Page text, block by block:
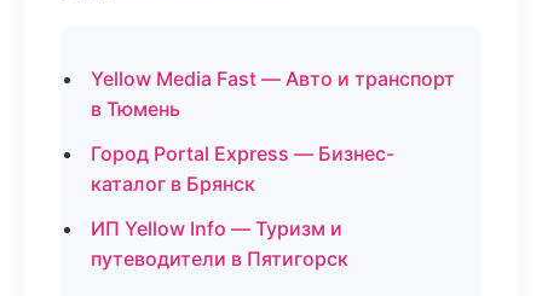
Yellow Media Fast — Авто и транспорт
в Тюмень
Город Portal Express — Бизнес-
каталог в Брянск
ИП Yellow Info — Туризм и
путеводители в Пятигорск